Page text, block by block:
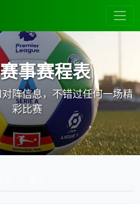
事赛程表
阵信息，不错过任何一场精
彩比赛